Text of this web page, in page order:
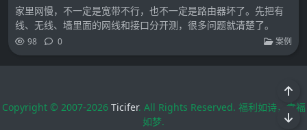
家里网慢，不一定是宽带不行，也不一定是路由器坏了。先把有
线、无线、墙里面的网线和接口分开测，很多问题就清楚了。
98 0 案例
Copyright © 2007-2026 Ticifer. All Rights Reserved. 福利如诗，幸福
如梦.